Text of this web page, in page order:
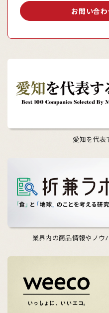
お問い合
愛知を代表
業界内の商品情報やノウ